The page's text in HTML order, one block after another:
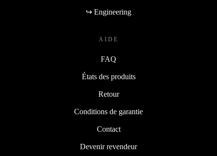
↪ Engineering
AIDE
FAQ
États des produits
Retour
Conditions de garantie
Contact
Devenir revendeur